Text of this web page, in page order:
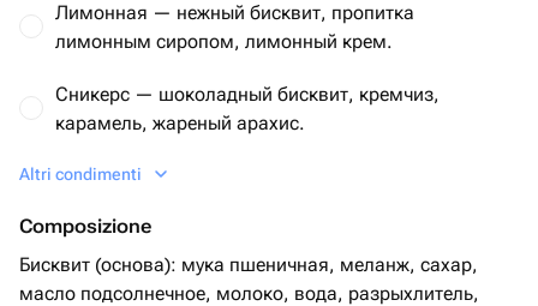
Лимонная — нежный бисквит, пропитка
лимонным сиропом, лимонный крем.
Сникерс — шоколадный бисквит, кремчиз,
карамель, жареный арахис.
Рафаэлло — ванильный бисквит, ванильный
Красный бархат — какао-бисквит «red velvet»,
кремчиз, сливки.
Altri condimenti
Composizione
Бисквит (основа): мука пшеничная, меланж, сахар,
масло подсолнечное, молоко, вода, разрыхлитель,